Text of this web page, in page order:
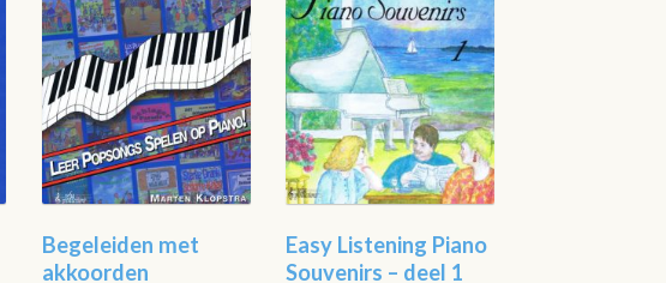
Begeleiden met
akkoorden
Easy Listening Piano
Souvenirs – deel 1